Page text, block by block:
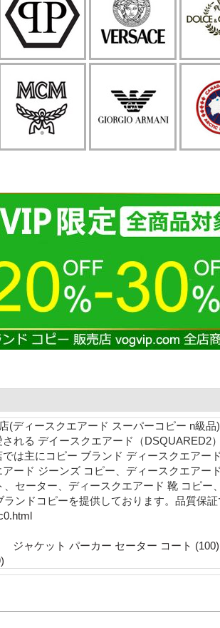
(ディースクエアード スーパーコピー n級
れる デイースクエアード（DSQUARED2
は主にコピー ブランド ディースクエアー
ード ジーンズ コピー、ディースクエアー
セーター、ディースクエアード 靴 コピー
ンドコピーを提供しております。品質保
ジャケット パーカー セーター コート (100)